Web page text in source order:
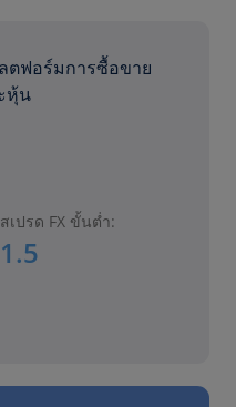
สเปรด FX ขั้นต่ำ:
1.5